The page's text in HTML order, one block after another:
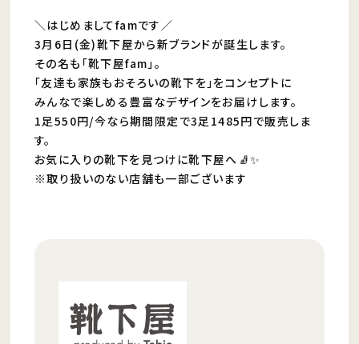
＼はじめましてfamです／
3月6日(金)靴下屋から新ブランドが誕生します。
その名も「靴下屋fam」。
「友達も家族もおそろいの靴下を」をコンセプトに
みんなで楽しめる豊富なデザインをお届けします。
1足550円/今なら期間限定で3足1485円で販売しま
す。
お気に入りの靴下を見つけに靴下屋へ🧦✨
※取り扱いのない店舗も一部ございます